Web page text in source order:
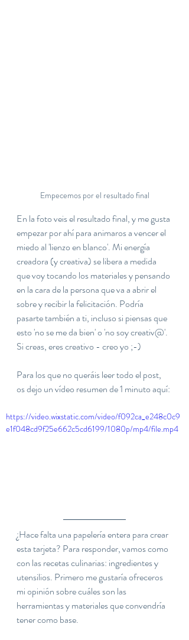
Empecemos por el resultado final
En la foto veis el resultado final, y me gusta
empezar por ahí para animaros a vencer el
miedo al 'lienzo en blanco'. Mi energía
creadora (y creativa) se libera a medida
que voy tocando los materiales y pensando
en la cara de la persona que va a abrir el
sobre y recibir la felicitación. Podría
pasarte también a ti, incluso si piensas que
esto 'no se me da bien' o 'no soy creativ@'.
Si creas, eres creativo - creo yo ;-)
Para los que no queráis leer todo el post,
os dejo un vídeo resumen de 1 minuto aquí:
https://video.wixstatic.com/video/f092ca_e248c0c9
e1f048cd9f25e662c5cd6199/1080p/mp4/file.mp4
¿Hace falta una papelería entera para crear
esta tarjeta? Para responder, vamos como
con las recetas culinarias: ingredientes y
utensilios. Primero me gustaría ofreceros
mi opinión sobre cuáles son las
herramientas y materiales que convendría
tener como base.